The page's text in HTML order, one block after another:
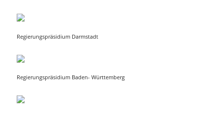
Regierungspräsidium Darmstadt
Regierungspräsidium Baden- Württemberg